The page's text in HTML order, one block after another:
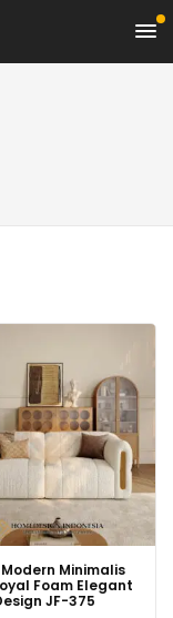
Minimalis
Foam Elegant
JF-375